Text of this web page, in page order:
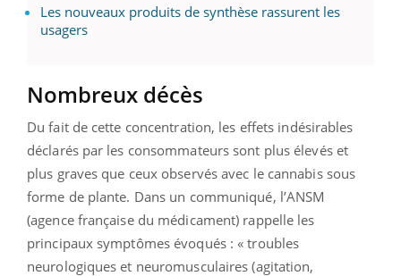
Les nouveaux produits de synthèse rassurent les
usagers
Nombreux décès
Du fait de cette concentration, les effets indésirables
déclarés par les consommateurs sont plus élevés et
plus graves que ceux observés avec le cannabis sous
forme de plante. Dans un communiqué, l’ANSM
(agence française du médicament) rappelle les
principaux symptômes évoqués : « troubles
neurologiques et neuromusculaires (agitation,